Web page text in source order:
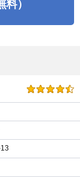
）
13